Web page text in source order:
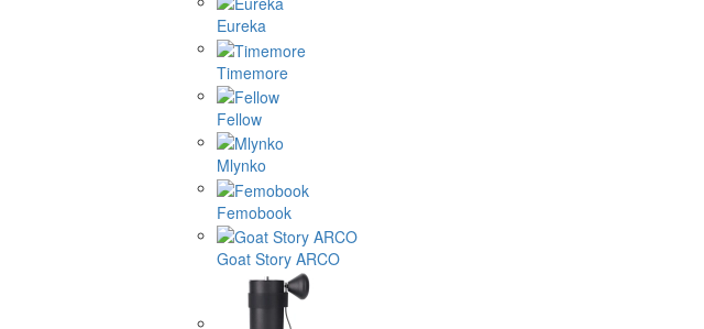
Eureka
Timemore
Fellow
Mlynko
Femobook
Goat Story ARCO